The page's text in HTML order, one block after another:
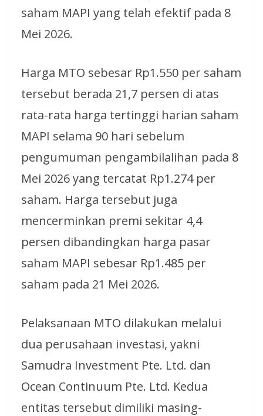
saham MAPI yang telah efektif pada 8
Mei 2026.
Harga MTO sebesar Rp1.550 per saham
tersebut berada 21,7 persen di atas
rata-rata harga tertinggi harian saham
MAPI selama 90 hari sebelum
pengumuman pengambilalihan pada 8
Mei 2026 yang tercatat Rp1.274 per
saham. Harga tersebut juga
mencerminkan premi sekitar 4,4
persen dibandingkan harga pasar
saham MAPI sebesar Rp1.485 per
saham pada 21 Mei 2026.
Pelaksanaan MTO dilakukan melalui
dua perusahaan investasi, yakni
Samudra Investment Pte. Ltd. dan
Ocean Continuum Pte. Ltd. Kedua
entitas tersebut dimiliki masing-